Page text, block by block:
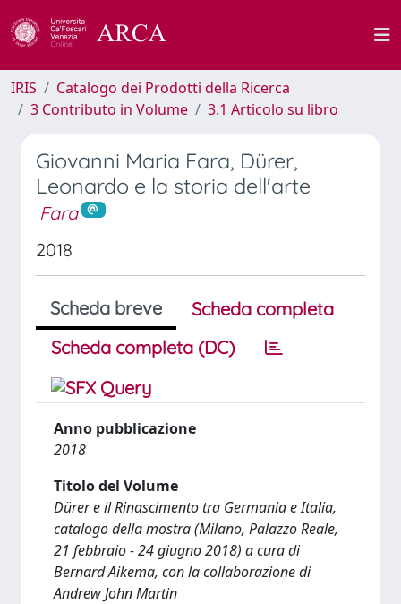
IRIS
Catalogo dei Prodotti della Ricerca
3 Contributo in Volume
3.1 Articolo su libro
Giovanni Maria Fara, Dürer,
Leonardo e la storia dell'arte
Fara
2018
Scheda breve
Scheda completa
Scheda completa (DC)
Anno pubblicazione
2018
Titolo del Volume
Dürer e il Rinascimento tra Germania e Italia,
catalogo della mostra (Milano, Palazzo Reale,
21 febbraio - 24 giugno 2018) a cura di
Bernard Aikema, con la collaborazione di
Andrew John Martin